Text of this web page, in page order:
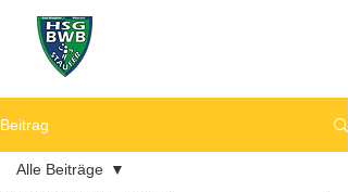
Beitrag
Alle Beiträge